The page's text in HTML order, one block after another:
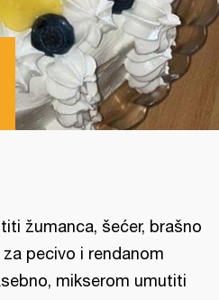
žumanca, šećer, brašno
pecivo i rendanom
mikserom umutiti